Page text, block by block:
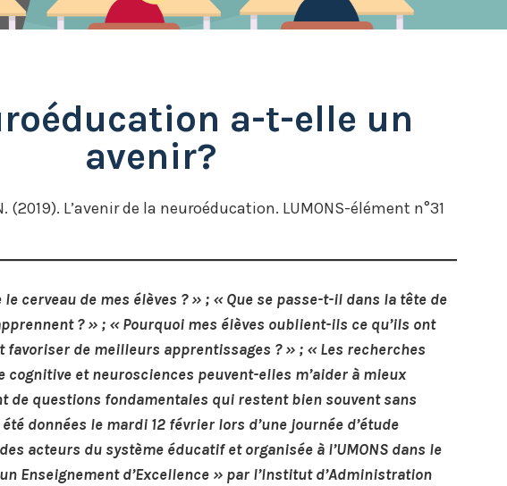
a-t-elle un
avenir?
(2019). L’avenir de la neuroéducation. LUMONS-élément n°31
cerveau de mes élèves ? » ; « Que se passe-t-il dans la tête de
? » ; « Pourquoi mes élèves oublient-ils ce qu’ils ont
favoriser de meilleurs apprentissages ? » ; « Les recherches
cognitive et neurosciences peuvent-elles m’aider à mieux
de questions fondamentales qui restent bien souvent sans
données le mardi 12 février lors d’une journée d’étude
acteurs du système éducatif et organisée à l’UMONS dans le
Enseignement d’Excellence » par l’Institut d’Administration